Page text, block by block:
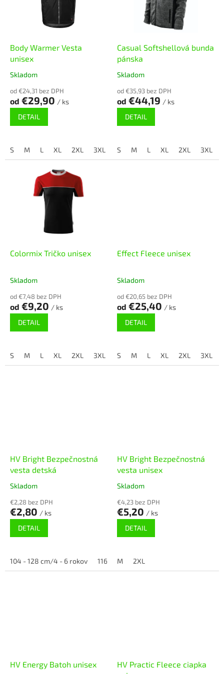
Body Warmer Vesta
unisex
Skladom
od €24,31 bez DPH
od €29,90 / ks
DETAIL
S M L XL 2XL 3XL 4XL
Casual Softshellová bunda
pánska
Skladom
od €35,93 bez DPH
od €44,19 / ks
DETAIL
S M L XL 2XL 3XL
Colormix Tričko unisex
Skladom
od €7,48 bez DPH
od €9,20 / ks
DETAIL
S M L XL 2XL 3XL 4XL
Effect Fleece unisex
Skladom
od €20,65 bez DPH
od €25,40 / ks
DETAIL
S M L XL 2XL 3XL
HV Bright Bezpečnostná
vesta detská
Skladom
€2,28 bez DPH
€2,80 / ks
DETAIL
104 - 128 cm/4 - 6 rokov 116 - 140 cm/6 - 8 rokov
HV Bright Bezpečnostná
vesta unisex
Skladom
€4,23 bez DPH
€5,20 / ks
DETAIL
M 2XL
HV Energy Batoh unisex
HV Practic Fleece ciapka